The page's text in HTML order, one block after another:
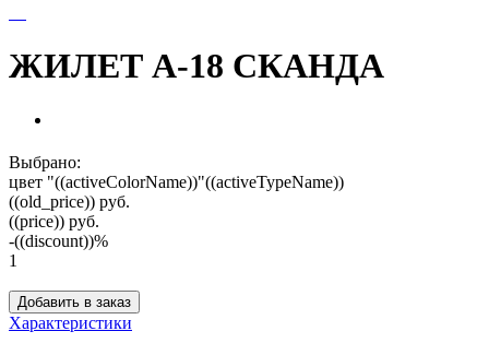
ЖИЛЕТ А-18 СКАНДА
Выбрано:
цвет "((activeColorName))"((activeTypeName))
((old_price)) руб.
((price)) руб.
-((discount))%
1
Добавить в заказ
Характеристики